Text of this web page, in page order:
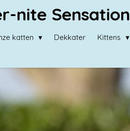
nite Sensation
katten Dekkater Kittens